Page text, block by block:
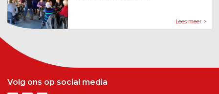
Lees meer >
Volg ons op social media